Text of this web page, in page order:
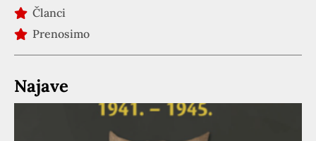
Članci
Prenosimo
Najave